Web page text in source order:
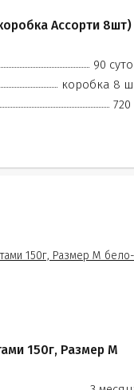
Ассорти 8шт)
90
коробка 8
720
150г, Размер М